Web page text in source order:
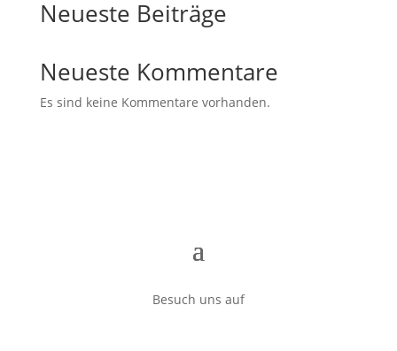
Neueste Beiträge
Neueste Kommentare
Es sind keine Kommentare vorhanden.
Besuch uns auf